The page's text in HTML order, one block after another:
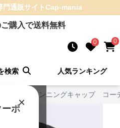
門通販サイトCap-mania
ご購入で送料無料
0 0
検索 人気ランキング
×
ーポ
ランニングキャップ コー